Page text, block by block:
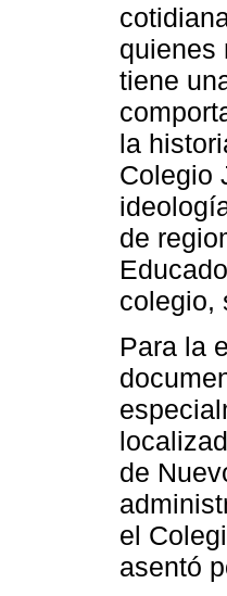
quienes
tiene
la
Colegio
de
colegio,
Para la
de
el
asentó